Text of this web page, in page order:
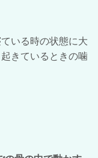
いる時の状態に大
きているときの噛